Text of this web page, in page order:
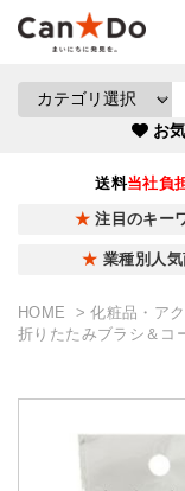
お
送料当社負
注目のキー
業種別人気
HOME 化粧品・ア
折りたたみブラシ＆コ